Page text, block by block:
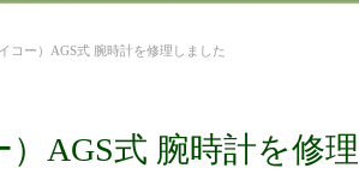
コー）AGS式 腕時計を修理しました
）AGS式 腕時計を修